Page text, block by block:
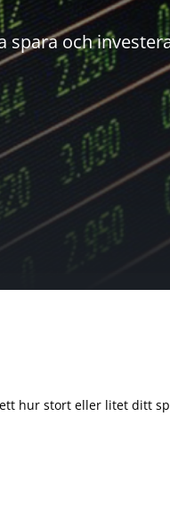
spara och
hur stort eller litet ditt